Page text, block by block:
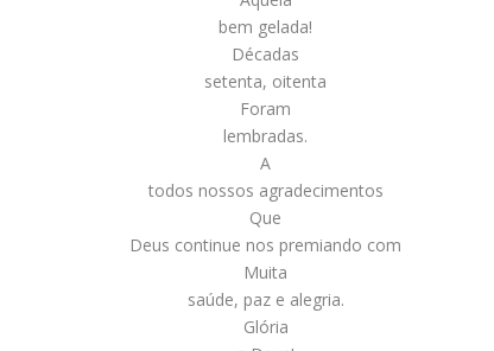
bem gelada!
Décadas
setenta, oitenta
Foram
lembradas.
A
todos nossos agradecimentos
Que
Deus continue nos premiando com
Muita
saúde, paz e alegria.
Glória